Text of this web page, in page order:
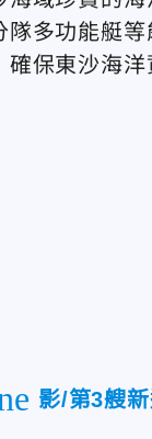
多功能艇
保東沙海洋
影/第3艘